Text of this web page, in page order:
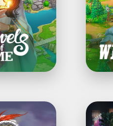
チ
3
ア
ド
ベ
ン
チ
Crime